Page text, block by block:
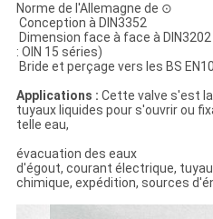
Norme de l'Allemagne de ⊙
Conception à DIN3352
Dimension face à face à DIN3202
: OIN 15 séries)
Bride et perçage vers les BS
Applications : Cette valve s'est
tuyaux liquides pour s'ouvrir ou
telle eau,
évacuation des eaux
d'égout, courant électrique,
chimique, expédition, sources